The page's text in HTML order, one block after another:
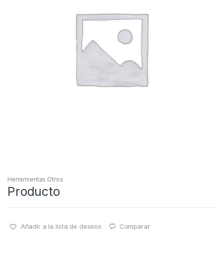
Herramientas Otros
Producto
Añadir a la lista de deseos Comparar